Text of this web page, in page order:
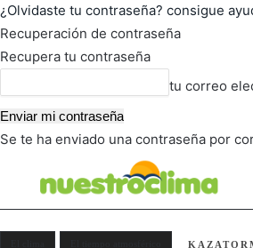
¿Olvidaste tu contraseña? consigue
Recuperación de contraseña
Recupera tu contraseña
tu correo
Se te ha enviado una contraseña por